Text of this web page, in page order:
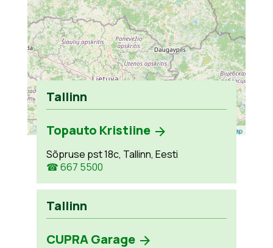
Leaflet OpenStreetMap
Tallinn
Topauto Kristiine
Sõpruse pst 18c, Tallinn, Eesti
☎ 667 5500
Tallinn
CUPRA Garage